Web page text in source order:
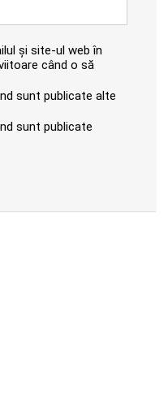
și site-ul web în
când o să
sunt publicate alte
sunt publicate